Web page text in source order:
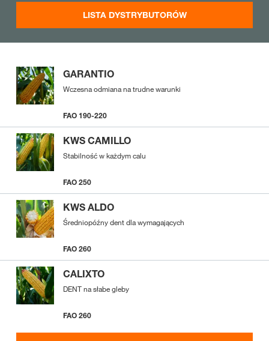
LISTA DYSTRYBUTORÓW
GARANTIO
Wczesna odmiana na trudne warunki
FAO 190-220
KWS CAMILLO
Stabilność w każdym calu
FAO 250
KWS ALDO
Średniopóźny dent dla wymagających
FAO 260
CALIXTO
DENT na słabe gleby
FAO 260